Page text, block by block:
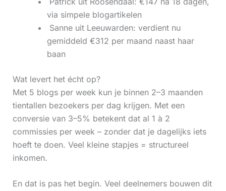
via simpele blogartikelen
‍ Sanne uit Leeuwarden: verdient nu
gemiddeld €312 per maand naast haar
baan
Wat levert het écht op?
Met 5 blogs per week kun je binnen 2–3 maanden
tientallen bezoekers per dag krijgen. Met een
conversie van 3–5% betekent dat al 1 à 2
commissies per week – zonder dat je dagelijks iets
hoeft te doen. Veel kleine stapjes = structureel
inkomen.
En dat is pas het begin. Veel deelnemers bouwen dit